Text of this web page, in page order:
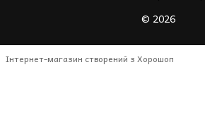
© 2026
Інтернет-магазин створений з Хорошоп